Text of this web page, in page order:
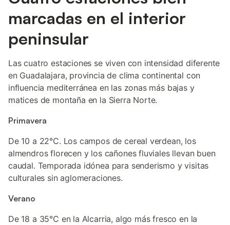
marcadas en el interior
peninsular
Las cuatro estaciones se viven con intensidad diferente
en Guadalajara, provincia de clima continental con
influencia mediterránea en las zonas más bajas y
matices de montaña en la Sierra Norte.
Primavera
De 10 a 22°C. Los campos de cereal verdean, los
almendros florecen y los cañones fluviales llevan buen
caudal. Temporada idónea para senderismo y visitas
culturales sin aglomeraciones.
Verano
De 18 a 35°C en la Alcarria, algo más fresco en la